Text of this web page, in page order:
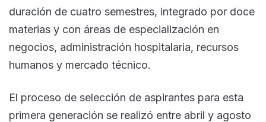
duración de cuatro semestres, integrado por doce
materias y con áreas de especialización en
negocios, administración hospitalaria, recursos
humanos y mercado técnico.
El proceso de selección de aspirantes para esta
primera generación se realizó entre abril y agosto